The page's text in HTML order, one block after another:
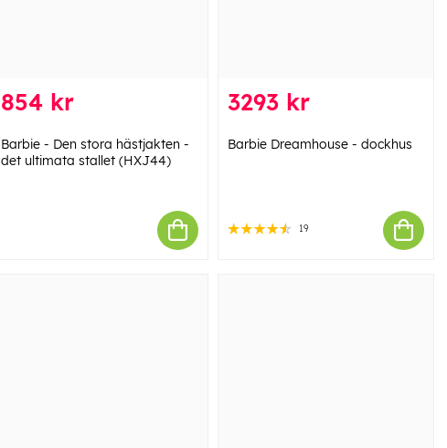
854 kr
Barbie - Den stora hästjakten -
det ultimata stallet (HXJ44)
3293 kr
Barbie Dreamhouse - dockhus
19